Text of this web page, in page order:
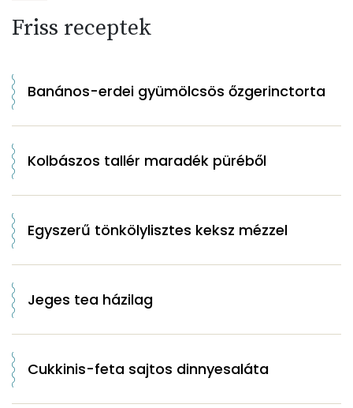
Friss receptek
Banános-erdei gyümölcsös őzgerinctorta
Kolbászos tallér maradék püréből
Egyszerű tönkölylisztes keksz mézzel
Jeges tea házilag
Cukkinis-feta sajtos dinnyesaláta